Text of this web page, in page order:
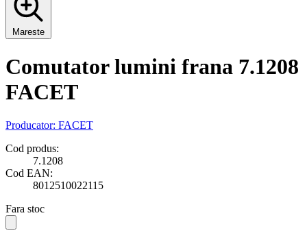
Mareste
Comutator lumini frana 7.1208
FACET
Producator: FACET
Cod produs:
7.1208
Cod EAN:
8012510022115
Fara stoc